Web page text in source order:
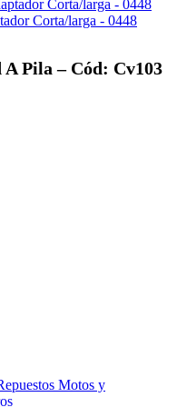
Corta/larga - 0448
Pila – Cód: Cv103
Motos y